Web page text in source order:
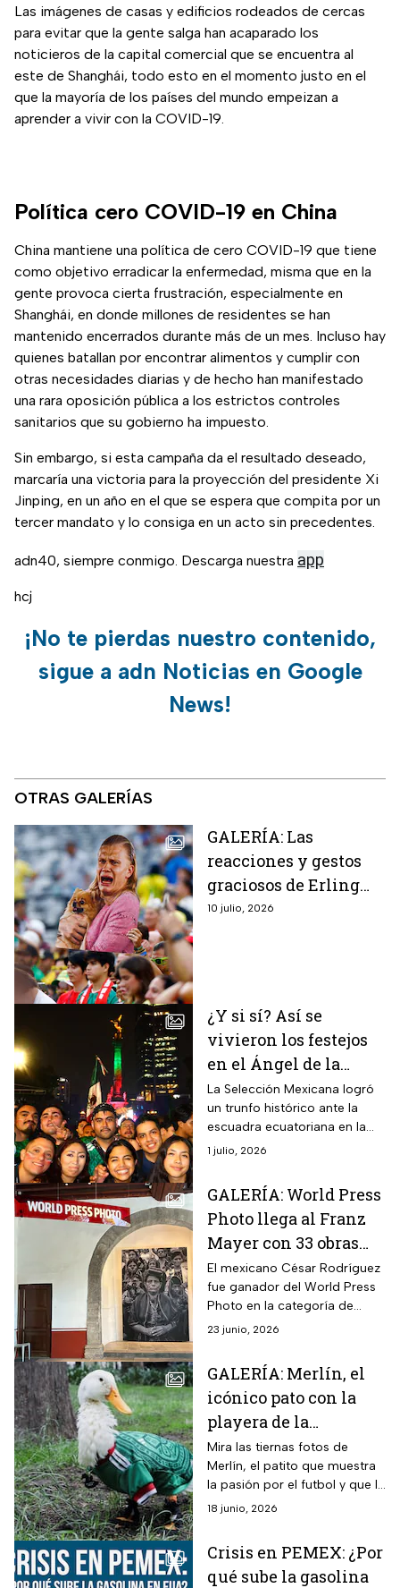
Las imágenes de casas y edificios rodeados de cercas
para evitar que la gente salga han acaparado los
noticieros de la capital comercial que se encuentra al
este de Shanghái, todo esto en el momento justo en el
que la mayoría de los países del mundo empeizan a
aprender a vivir con la COVID-19.
Política cero COVID-19 en China
China mantiene una política de cero COVID-19 que tiene
como objetivo erradicar la enfermedad, misma que en la
gente provoca cierta frustración, especialmente en
Shanghái, en donde millones de residentes se han
mantenido encerrados durante más de un mes. Incluso hay
quienes batallan por encontrar alimentos y cumplir con
otras necesidades diarias y de hecho han manifestado
una rara oposición pública a los estrictos controles
sanitarios que su gobierno ha impuesto.
Sin embargo, si esta campaña da el resultado deseado,
marcaría una victoria para la proyección del presidente Xi
Jinping, en un año en el que se espera que compita por un
tercer mandato y lo consiga en un acto sin precedentes.
adn40, siempre conmigo. Descarga nuestra app
hcj
¡No te pierdas nuestro contenido,
sigue a adn Noticias en Google
News!
OTRAS GALERÍAS
GALERÍA: Las
reacciones y gestos
graciosos de Erling
Haaland que
10 julio, 2026
¿Y si sí? Así se
vivieron los festejos
en el Ángel de la
Independencia por el
triunfo de México y
su pase a octavos de
final
La Selección Mexicana logró
un trunfo histórico ante la
escuadra ecuatoriana en la
cancha del Estadio Ciudad de
1 julio, 2026
GALERÍA: World Press
Photo llega al Franz
Mayer con 33 obras
históricas originales
El mexicano César Rodríguez
fue ganador del World Press
Photo en la categoría de
proyectos a largo plazo en la
con “México, un clima
cambiante” para abordar la
crisis ambiental del país.
23 junio, 2026
GALERÍA: Merlín, el
icónico pato con la
playera de la
Selección Mexicana
que ya tiene fama
internacional
Mira las tiernas fotos de
Merlín, el patito que muestra
la pasión por el futbol y que la
imaginación de los mexicanos
18 junio, 2026
Crisis en PEMEX: ¿Por
qué sube la gasolina